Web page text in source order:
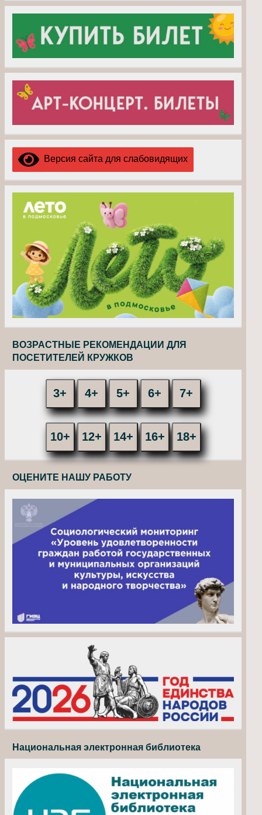
Версия сайта для слабовидящих
ВОЗРАСТНЫЕ РЕКОМЕНДАЦИИ ДЛЯ
ПОСЕТИТЕЛЕЙ КРУЖКОВ
3+ 4+ 5+ 6+ 7+
10+ 12+ 14+ 16+ 18+
ОЦЕНИТЕ НАШУ РАБОТУ
Национальная электронная библиотека